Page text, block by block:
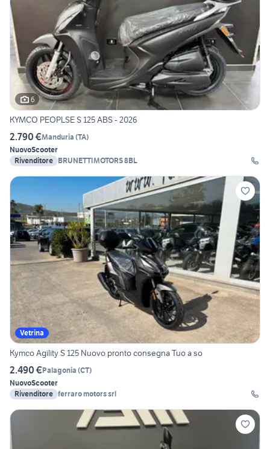
6
KYMCO PEOPLSE S 125 ABS - 2026
2.790 €Manduria (TA)
NuovoScooter
Rivenditore BRUNETTIMOTORS 8BL
Vetrina
Kymco Agility S 125 Nuovo pronto consegna Tuo a so
2.490 €Palagonia (CT)
NuovoScooter
Rivenditore ferraro motors srl